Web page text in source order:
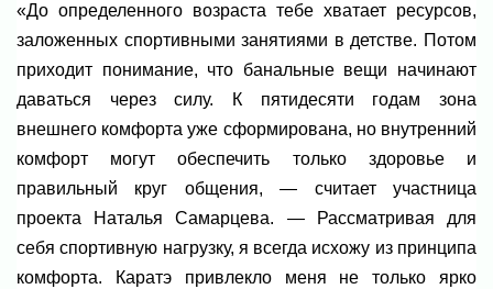
«До определенного возраста тебе хватает ресурсов,
заложенных спортивными занятиями в детстве. Потом
приходит понимание, что банальные вещи начинают
даваться через силу. К пятидесяти годам зона
внешнего комфорта уже сформирована, но внутренний
комфорт могут обеспечить только здоровье и
правильный круг общения, — считает участница
проекта Наталья Самарцева. — Рассматривая для
себя спортивную нагрузку, я всегда исхожу из принципа
комфорта. Каратэ привлекло меня не только ярко